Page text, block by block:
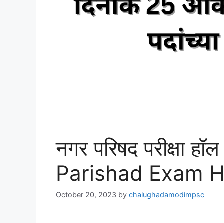
नगर परिषद परीक्षा
Parishad Exam
October 20, 2023 by chalughadamodimpsc